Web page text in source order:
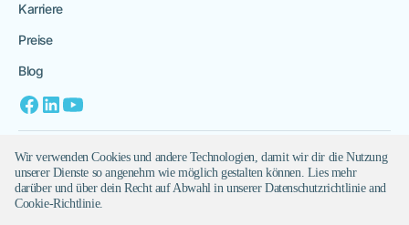
Karriere
Preise
Blog
Datenschutz
Impressum
Wir verwenden Cookies und andere Technologien, damit wir dir die Nutzung
unserer Dienste so angenehm wie möglich gestalten können. Lies mehr
darüber und über dein Recht auf Abwahl in unserer Datenschutzrichtlinie and
Cookie-Richtlinie.